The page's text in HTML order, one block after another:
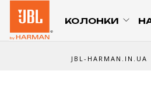
КОЛОНКИ
JBL-HARMAN.IN.UA